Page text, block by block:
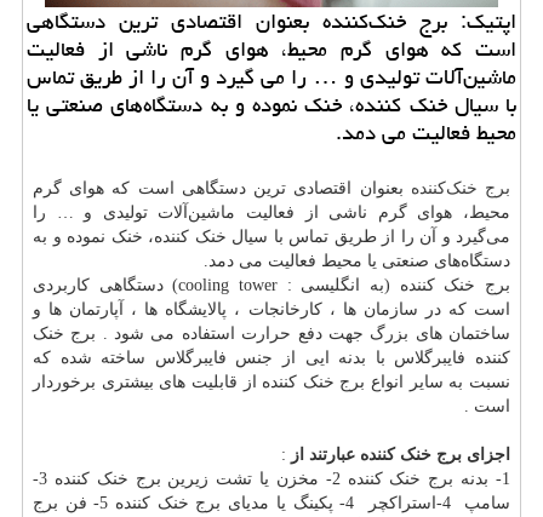
اپتیك: برج خنك‌كننده بعنوان اقتصادی ترین دستگاهی
است كه هوای گرم محیط، هوای گرم ناشی از فعالیت
ماشین‌آلات تولیدی و … را می گیرد و آن را از طریق تماس
با سیال خنك كننده، خنك نموده و به دستگاه‌های صنعتی یا
محیط فعالیت می دمد.
برج خنک‌کننده بعنوان اقتصادی ترین دستگاهی است که هوای گرم
محیط، هوای گرم ناشی از فعالیت ماشین‌آلات تولیدی و … را
می‌گیرد و آن را از طریق تماس با سیال خنک کننده، خنک نموده و به
دستگاه‌های صنعتی یا محیط فعالیت می دمد.
برج خنک کننده (به انگلیسی : cooling tower) دستگاهی کاربردی
است که در سازمان ها ، کارخانجات ، پالایشگاه ها ، آپارتمان ها و
ساختمان های بزرگ جهت دفع حرارت استفاده می شود . برج خنک
کننده فایبرگلاس با بدنه ایی از جنس فایبرگلاس ساخته شده که
نسبت به سایر انواع برج خنک کننده از قابلیت های بیشتری برخوردار
است .
اجزای برج خنک کننده عبارتند از :
1- بدنه برج خنک کننده 2- مخزن یا تشت زیرین برج خنک کننده 3-
سامپ 4-استراکچر 4- پکینگ یا مدیای برج خنک کننده 5- فن برج